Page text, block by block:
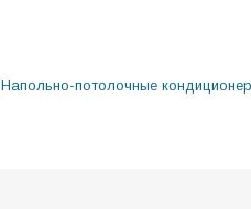
Напольно-потолочные